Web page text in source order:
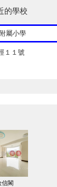
的學校
屬小學
１１號
信閣